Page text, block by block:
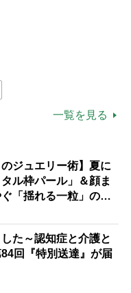
一覧を見る
のジュエリー術】夏に
ル枠パール」＆顔ま
「揺れる一粒」の使
た～認知症と介護と
回『特別送達』が届